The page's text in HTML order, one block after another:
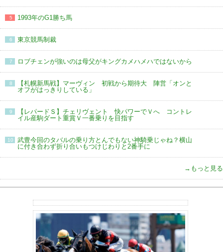
5 1993年のG1勝ち馬
6 東京競馬制裁
7 ロブチェンが強いのは母父がキングカメハメハではないから
8
【札幌新馬戦】マーヴィン 初戦から期待大 陣営「オンと
オフがはっきりしている」
9
【レパードＳ】チェリヴェント 快パワーでＶへ コントレ
イル産駒ダート重賞Ｖ一番乗りを目指す
10
武豊今回のタバルの乗り方とんでもない神騎乗じゃね？横山
に付き合わず折り合いもつけじわりと2番手に
→もっと見る